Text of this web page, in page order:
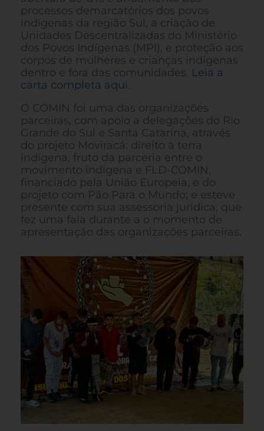
processos demarcatórios dos povos
indígenas da região Sul, a criação de
Unidades Descentralizadas do Ministério
dos Povos Indígenas (MPI), e proteção aos
corpos de mulheres e crianças indígenas
dentro e fora das comunidades. Leia a
carta completa aqui.
O COMIN foi uma das organizações
parceiras, com apoio a delegações do Rio
Grande do Sul e Santa Catarina, através
do projeto Moviracá: direito à terra
indígena, fruto da parceria entre o
movimento indígena e FLD-COMIN,
financiado pela União Europeia, e do
projeto com Pão Para o Mundo; e esteve
presente com sua assessoria jurídica, que
fez uma fala durante a o momento de
apresentação das organizações parceiras.